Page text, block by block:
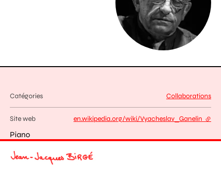
Catégories Collaborations
Site web en.wikipedia.org/wiki/Vyacheslav_Ganelin -
Piano